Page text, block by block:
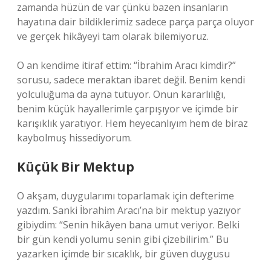
zamanda hüzün de var çünkü bazen insanların
hayatına dair bildiklerimiz sadece parça parça oluyor
ve gerçek hikâyeyi tam olarak bilemiyoruz.
O an kendime itiraf ettim: “İbrahim Aracı kimdir?”
sorusu, sadece meraktan ibaret değil. Benim kendi
yolculuğuma da ayna tutuyor. Onun kararlılığı,
benim küçük hayallerimle çarpışıyor ve içimde bir
karışıklık yaratıyor. Hem heyecanlıyım hem de biraz
kaybolmuş hissediyorum.
Küçük Bir Mektup
O akşam, duygularımı toparlamak için defterime
yazdım. Sanki İbrahim Aracı’na bir mektup yazıyor
gibiydim: “Senin hikâyen bana umut veriyor. Belki
bir gün kendi yolumu senin gibi çizebilirim.” Bu
yazarken içimde bir sıcaklık, bir güven duygusu